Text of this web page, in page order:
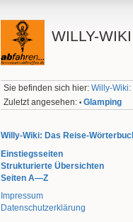
WILLY-
Sie befinden sich hier:Willy-
Zuletzt angesehen: • Glamping
Willy-Wiki: Das Reise-
Einstiegsseiten
Strukturierte Übersichten
Seiten A—Z
Impressum
Datenschutzerklärung